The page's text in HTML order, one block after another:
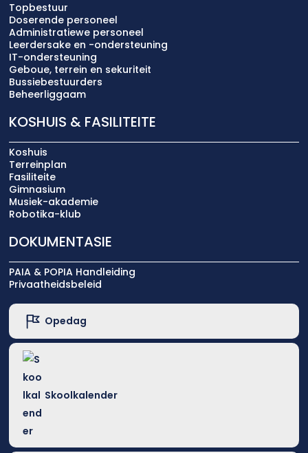
Topbestuur
Doserende personeel
Administratiewe personeel
Leerdersake en -ondersteuning
IT-ondersteuning
Geboue, terrein en sekuriteit
Bussiebestuurders
Beheerliggaam
KOSHUIS & FASILITEITE
Koshuis
Terreinplan
Fasiliteite
Gimnasium
Musiek-akademie
Robotika-klub
DOKUMENTASIE
PAIA & POPIA Handleiding
Privaatheidsbeleid
Opedag
Skoolkalender